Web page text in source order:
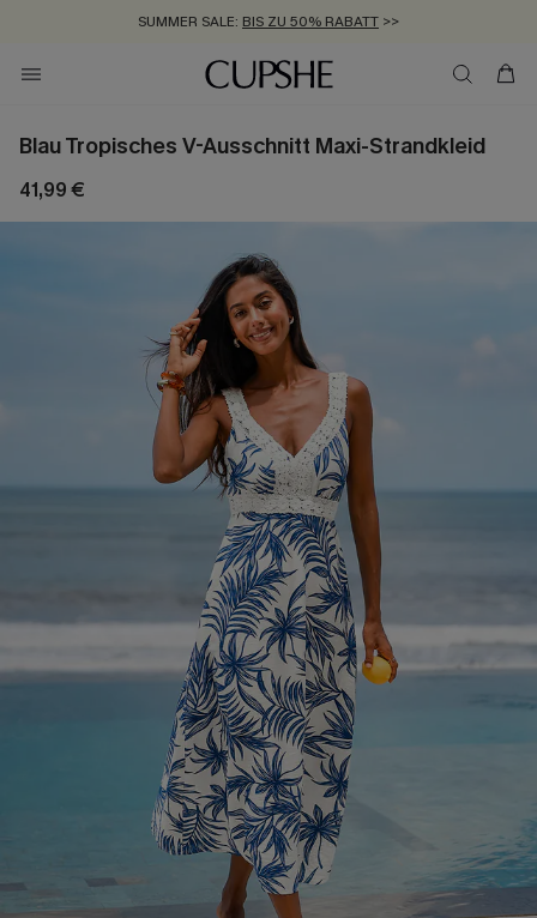
SUMMER SALE: BIS ZU 50% RABATT >>
ZUM NEWSLETTER:BIS ZU -20% EXTRA ERHALTEN
KOSTENLOSER VERSAND AB 89 €
Blau Tropisches V-Ausschnitt Maxi-Strandkleid
41,99 €